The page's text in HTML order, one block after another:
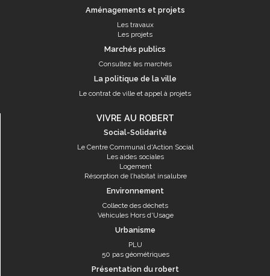
Aménagements et projets
Les travaux
Les projets
Marchés publics
Consultez les marchés
La politique de la ville
Le contrat de ville et appel à projets
VIVRE AU ROBERT
Social-Solidarité
Le Centre Communal d'Action Social
Les aides sociales
Logement
Résorption de l’habitat insalubre
Environnement
Collecte des déchets
Véhicules Hors d'Usage
Urbanisme
PLU
50 pas géométriques
Présentation du robert